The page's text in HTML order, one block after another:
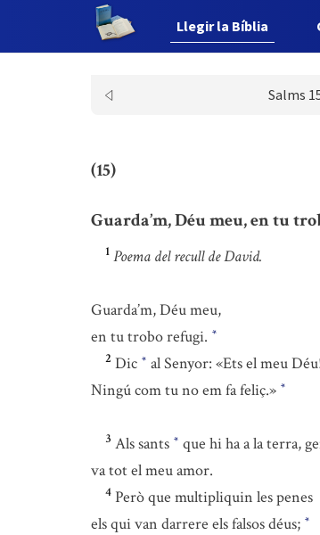
Llegir la Bíblia
Salms
(15)
Guarda’m, Déu meu, en tu
1 Poema del recull de David.
Guarda’m, Déu meu,
en tu trobo refugi. *
2 Dic * al Senyor: «Ets el meu
Ningú com tu no em fa feliç.» *
3 Als sants * que hi ha a la terra,
va tot el meu amor.
4 Però que multipliquin les penes
els qui van darrere els falsos déus; *